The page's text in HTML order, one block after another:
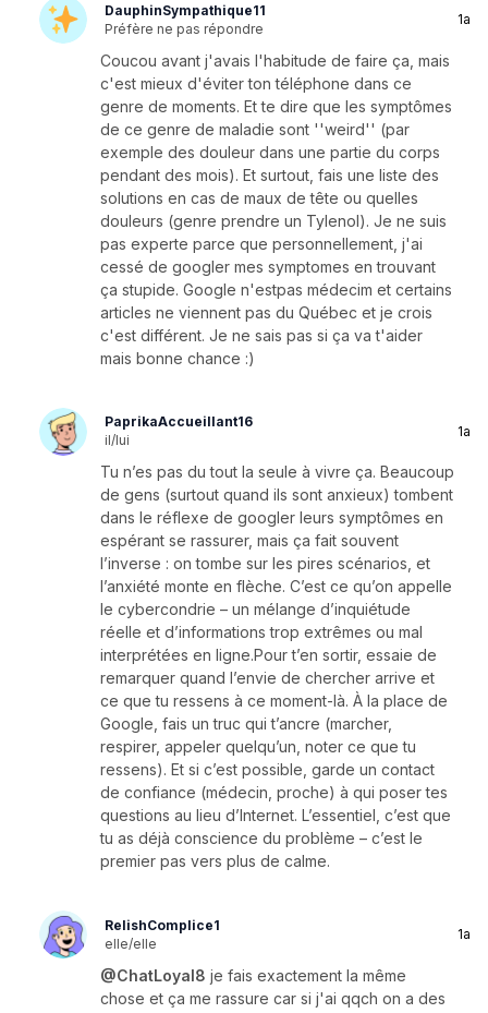
DauphinSympathique11
Préfère ne pas répondre
1a
Coucou avant j'avais l'habitude de faire ça, mais
c'est mieux d'éviter ton téléphone dans ce
genre de moments. Et te dire que les symptômes
de ce genre de maladie sont ''weird'' (par
exemple des douleur dans une partie du corps
pendant des mois). Et surtout, fais une liste des
solutions en cas de maux de tête ou quelles
douleurs (genre prendre un Tylenol). Je ne suis
pas experte parce que personnellement, j'ai
cessé de googler mes symptomes en trouvant
ça stupide. Google n'estpas médecim et certains
articles ne viennent pas du Québec et je crois
c'est différent. Je ne sais pas si ça va t'aider
mais bonne chance :)
PaprikaAccueillant16
il/lui
1a
Tu n’es pas du tout la seule à vivre ça. Beaucoup
de gens (surtout quand ils sont anxieux) tombent
dans le réflexe de googler leurs symptômes en
espérant se rassurer, mais ça fait souvent
l’inverse : on tombe sur les pires scénarios, et
l’anxiété monte en flèche. C’est ce qu’on appelle
le cybercondrie – un mélange d’inquiétude
réelle et d’informations trop extrêmes ou mal
interprétées en ligne.Pour t’en sortir, essaie de
remarquer quand l’envie de chercher arrive et
ce que tu ressens à ce moment-là. À la place de
Google, fais un truc qui t’ancre (marcher,
respirer, appeler quelqu’un, noter ce que tu
ressens). Et si c’est possible, garde un contact
de confiance (médecin, proche) à qui poser tes
questions au lieu d’Internet. L’essentiel, c’est que
tu as déjà conscience du problème – c’est le
premier pas vers plus de calme.
RelishComplice1
elle/elle
1a
@ChatLoyal8 je fais exactement la même
chose et ça me rassure car si j'ai qqch on a des